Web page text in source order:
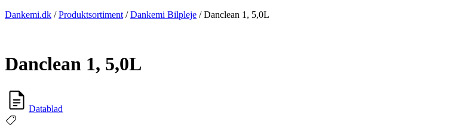
Dankemi.dk /Produktsortiment /Dankemi Bilpleje /Danclean 1, 5,0L
Danclean 1, 5,0L
Datablad